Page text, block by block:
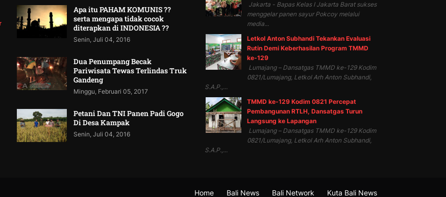
Apa itu PAHAM KOMUNIS ??
serta mengapa tidak cocok
diterapkan di INDONESIA ??
Senin, Juli 04, 2016
Dua Penumpang Becak
Pariwisata Tewas Terlindas Truk
Gandeng
Minggu, Februari 05, 2017
Petani Dan TNI Panen Padi Gogo
Di Desa Kampak
Senin, Juli 04, 2016
Jakarta - Bapas Kelas I Jakarta Barat sukses
menggelar panen sayur Pokcoy melalui
media...
Letkol Anton Subhandi Tekankan Evaluasi
Rutin Demi Keberhasilan Program TMMD
ke-129
Lumajang – Dansatgas TMMD ke-129 Kodim
0821/Lumajang, Letkol Arh Anton Subhandi,
S.A.P.,...
TMMD ke-129 Kodim 0821 Percepat
Pembangunan RTLH, Dansatgas Turun
Langsung ke Lapangan
Lumajang – Dansatgas TMMD ke-129 Kodim
0821/Lumajang, Letkol Arh Anton Subhandi,
S.A.P.,...
Home Bali News Bali Network Kuta Bali News